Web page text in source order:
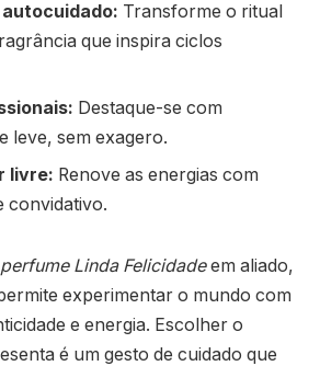
Transforme o ritual
que inspira ciclos
Destaque-se com
leve, sem exagero.
livre: Renove as energias com
convidativo.
perfume Linda Felicidadeem aliado,
experimentar o mundo com
e energia. Escolher o
é um gesto de cuidado que